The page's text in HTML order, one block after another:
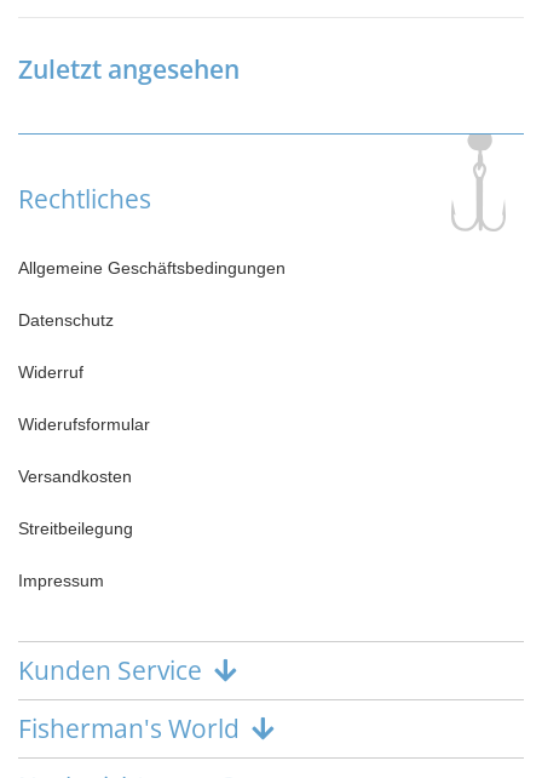
Zuletzt angesehen
Rechtliches
Allgemeine Geschäftsbedingungen
Datenschutz
Widerruf
Widerufsformular
Versandkosten
Streitbeilegung
Impressum
Kunden Service
Fisherman's World